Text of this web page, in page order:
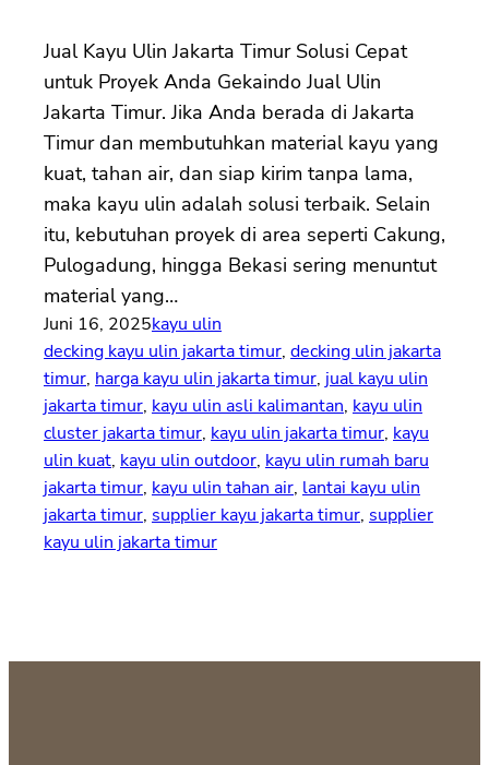
Jual Kayu Ulin Jakarta Timur Solusi Cepat
untuk Proyek Anda Gekaindo Jual Ulin
Jakarta Timur. Jika Anda berada di Jakarta
Timur dan membutuhkan material kayu yang
kuat, tahan air, dan siap kirim tanpa lama,
maka kayu ulin adalah solusi terbaik. Selain
itu, kebutuhan proyek di area seperti Cakung,
Pulogadung, hingga Bekasi sering menuntut
material yang…
Juni 16, 2025kayu ulin
decking kayu ulin jakarta timur, decking ulin jakarta
timur, harga kayu ulin jakarta timur, jual kayu ulin
jakarta timur, kayu ulin asli kalimantan, kayu ulin
cluster jakarta timur, kayu ulin jakarta timur, kayu
ulin kuat, kayu ulin outdoor, kayu ulin rumah baru
jakarta timur, kayu ulin tahan air, lantai kayu ulin
jakarta timur, supplier kayu jakarta timur, supplier
kayu ulin jakarta timur